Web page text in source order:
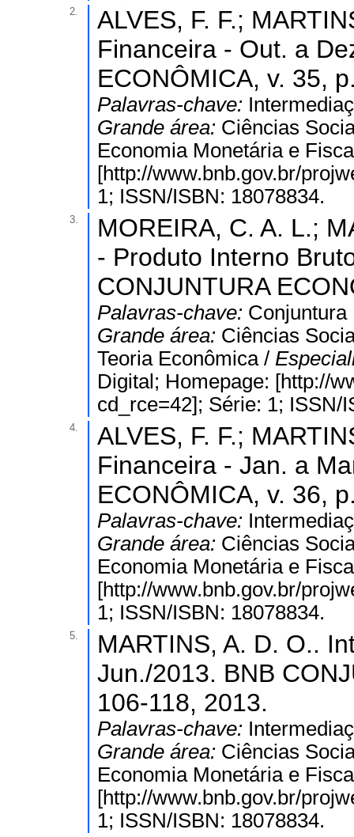
2.
ALVES, F. F.;
Financeira - Out. a
ECONÔMICA, v. 35,
Palavras-chave:
Grande área: Ciências
Economia Monetária e
[http://www.bnb.gov.br/
1; ISSN/ISBN: 18078834.
3.
MOREIRA, C. A. L.;
- Produto Interno
CONJUNTURA
Palavras-chave: Conjuntura
Grande área: Ciências
Teoria Econômica /
Digital; Homepage: [http://
cd_rce=42]; Série: 1; ISSN/
4.
ALVES, F. F.;
Financeira - Jan. a
ECONÔMICA, v. 36,
Palavras-chave:
Grande área: Ciências
Economia Monetária e
[http://www.bnb.gov.br/
1; ISSN/ISBN: 18078834.
5.
MARTINS, A. D. O..
Jun./2013. BNB
106-118, 2013.
Palavras-chave:
Grande área: Ciências
Economia Monetária e
[http://www.bnb.gov.br/
1; ISSN/ISBN: 18078834.